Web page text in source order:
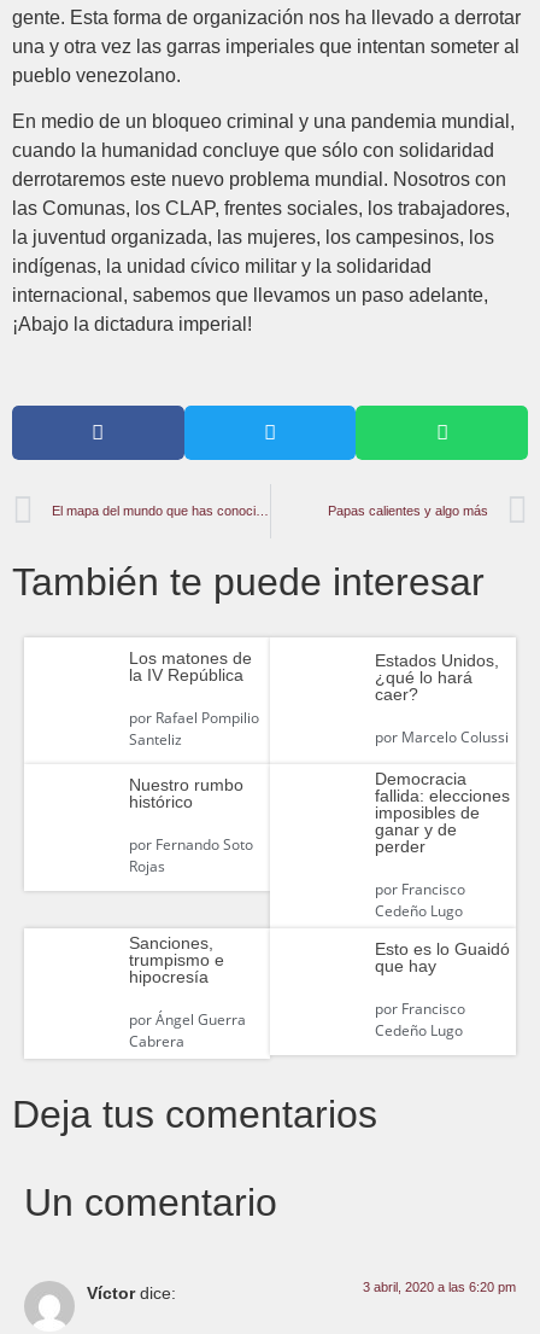
gente. Esta forma de organización nos ha llevado a derrotar
una y otra vez las garras imperiales que intentan someter al
pueblo venezolano.
En medio de un bloqueo criminal y una pandemia mundial,
cuando la humanidad concluye que sólo con solidaridad
derrotaremos este nuevo problema mundial. Nosotros con
las Comunas, los CLAP, frentes sociales, los trabajadores,
la juventud organizada, las mujeres, los campesinos, los
indígenas, la unidad cívico militar y la solidaridad
internacional, sabemos que llevamos un paso adelante,
¡Abajo la dictadura imperial!
Papas calientes y algo más
También te puede interesar
Los matones de
la IV República
porRafael Pompilio
Santeliz
Estados Unidos,
¿qué lo hará
caer?
porMarcelo Colussi
Nuestro rumbo
histórico
porFernando Soto
Rojas
Democracia
fallida: elecciones
imposibles de
ganar y de
perder
porFrancisco
Cedeño Lugo
Sanciones,
trumpismo e
hipocresía
porÁngel Guerra
Cabrera
Esto es lo Guaidó
que hay
porFrancisco
Cedeño Lugo
Deja tus comentarios
Un comentario
Víctor dice: 3 abril, 2020 a las 6:20 pm